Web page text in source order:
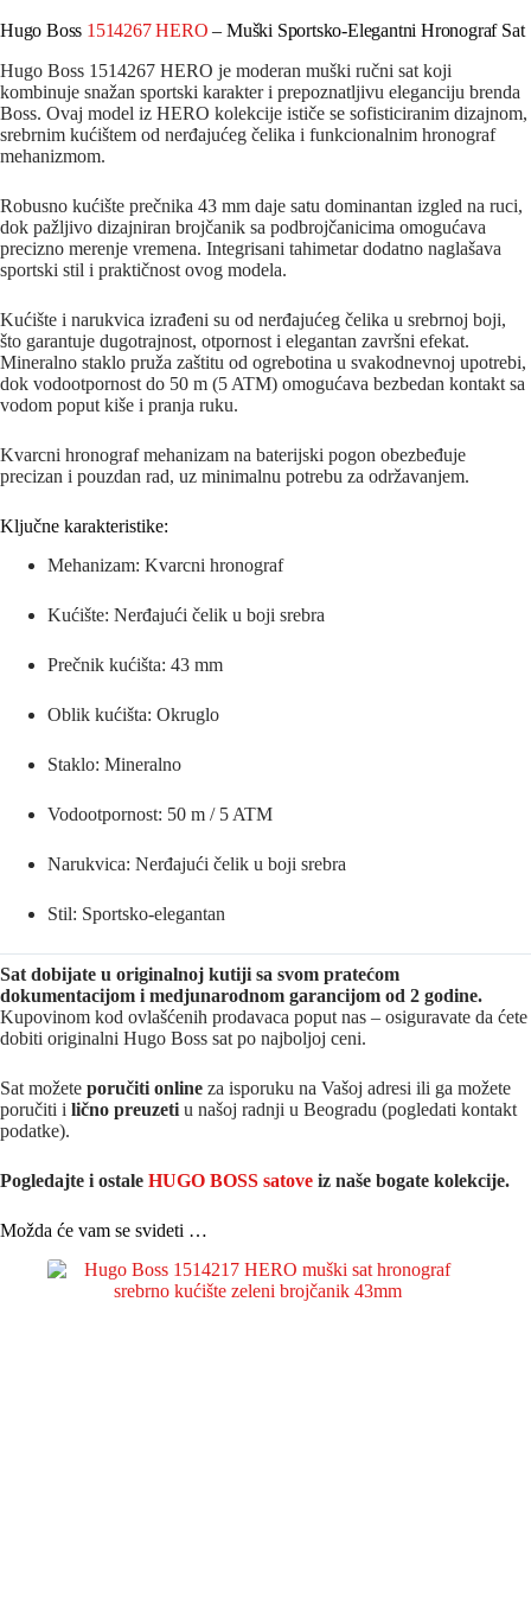
Hugo Boss 1514267 HERO – Muški Sportsko-Elegantni Hronograf Sat
Hugo Boss 1514267 HERO je moderan muški ručni sat koji
kombinuje snažan sportski karakter i prepoznatljivu eleganciju brenda
Boss. Ovaj model iz HERO kolekcije ističe se sofisticiranim dizajnom,
srebrnim kućištem od nerđajućeg čelika i funkcionalnim hronograf
mehanizmom.
Robusno kućište prečnika 43 mm daje satu dominantan izgled na ruci,
dok pažljivo dizajniran brojčanik sa podbrojčanicima omogućava
precizno merenje vremena. Integrisani tahimetar dodatno naglašava
sportski stil i praktičnost ovog modela.
Kućište i narukvica izrađeni su od nerđajućeg čelika u srebrnoj boji,
što garantuje dugotrajnost, otpornost i elegantan završni efekat.
Mineralno staklo pruža zaštitu od ogrebotina u svakodnevnoj upotrebi,
dok vodootpornost do 50 m (5 ATM) omogućava bezbedan kontakt sa
vodom poput kiše i pranja ruku.
Kvarcni hronograf mehanizam na baterijski pogon obezbeđuje
precizan i pouzdan rad, uz minimalnu potrebu za održavanjem.
Ključne karakteristike:
Mehanizam: Kvarcni hronograf
Kućište: Nerđajući čelik u boji srebra
Prečnik kućišta: 43 mm
Oblik kućišta: Okruglo
Staklo: Mineralno
Vodootpornost: 50 m / 5 ATM
Narukvica: Nerđajući čelik u boji srebra
Stil: Sportsko-elegantan
Sat dobijate u originalnoj kutiji sa svom pratećom
dokumentacijom i medjunarodnom garancijom od 2 godine.
Kupovinom kod ovlašćenih prodavaca poput nas – osiguravate da ćete
dobiti originalni Hugo Boss sat po najboljoj ceni.
Sat možete poručiti online za isporuku na Vašoj adresi ili ga možete
poručiti i lično preuzeti u našoj radnji u Beogradu (pogledati kontakt
podatke).
Pogledajte i ostale HUGO BOSS satove iz naše bogate kolekcije.
Možda će vam se svideti …